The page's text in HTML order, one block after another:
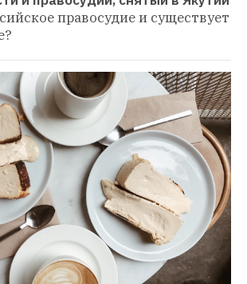
правосудие и существует